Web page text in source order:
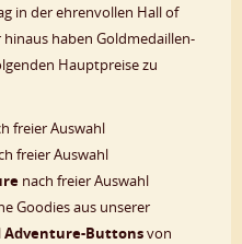
in der ehrenvollen Hall of
hinaus haben Goldmedaillen-
Hauptpreise zu
freier Auswahl
freier Auswahl
nach freier Auswahl
Goodies aus unserer
Adventure-Buttonsvon